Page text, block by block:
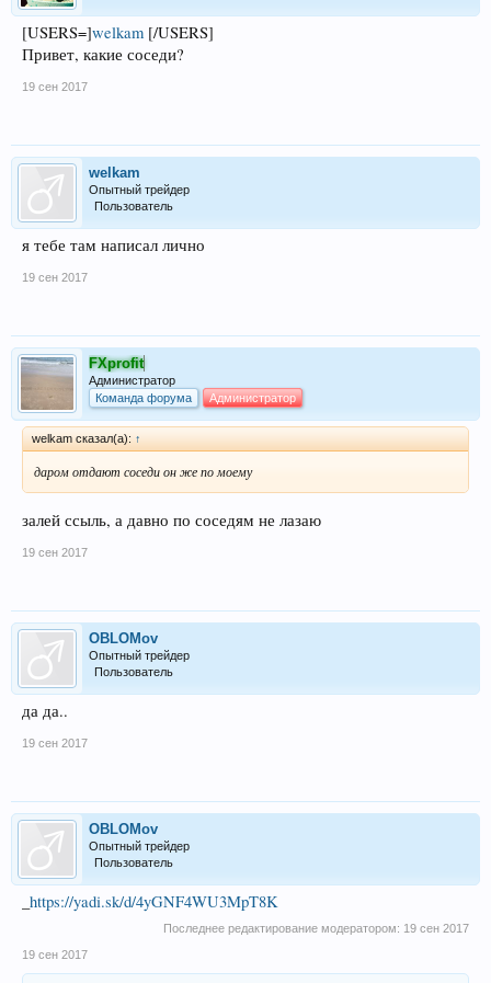
[USERS=]welkam [/USERS]
Привет, какие соседи?
19 сен 2017
welkam
Опытный трейдер
Пользователь
я тебе там написал лично
19 сен 2017
FXprofit
Администратор
Команда форума
Администратор
welkam сказал(а): ↑
даром отдают соседи он же по моему
залей ссыль, а давно по соседям не лазаю
19 сен 2017
OBLOMov
Опытный трейдер
Пользователь
да да..
19 сен 2017
OBLOMov
Опытный трейдер
Пользователь
https://yadi.sk/d/4yGNF4WU3MpT8K
Последнее редактирование модератором: 19 сен 2017
19 сен 2017